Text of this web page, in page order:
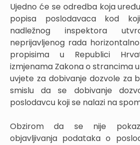
Ujedno će se odredba koja
popisa poslodavaca kod
nadležnog inspektora
neprijavljenog rada
propisima u Republici
izmjenama Zakona o strancima
uvjete za dobivanje dozvole za
smislu da se dobivanje
poslodavcu koji se nalazi na
Obzirom da se nije
objavljivanja podataka o